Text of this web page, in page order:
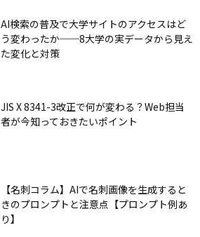
AI検索の普及で大学サイトのアクセスはど
う変わったか──8大学の実データから見え
た変化と対策
JIS X 8341-3改正で何が変わる？Web担当
者が今知っておきたいポイント
【名刺コラム】AIで名刺画像を生成すると
きのプロンプトと注意点【プロンプト例あ
り】